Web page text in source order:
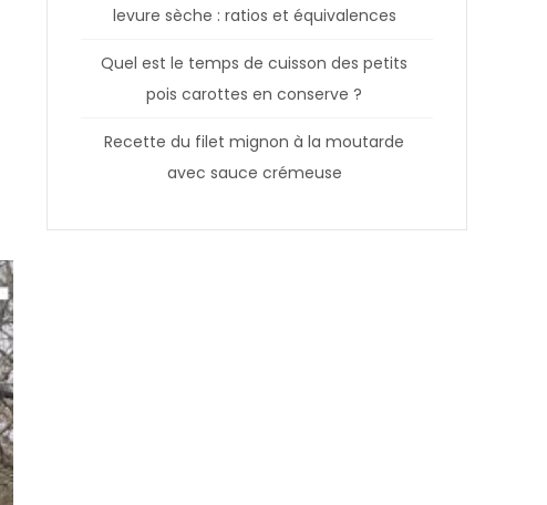
levure sèche : ratios et équivalences
Quel est le temps de cuisson des petits
pois carottes en conserve ?
Recette du filet mignon à la moutarde
avec sauce crémeuse